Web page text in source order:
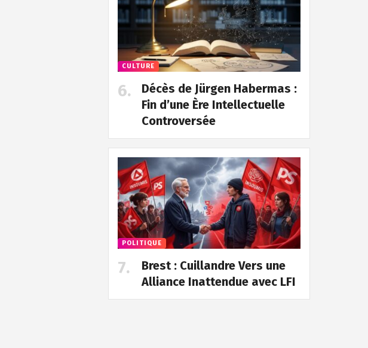
CULTURE
Décès de Jürgen Habermas :
Fin d’une Ère Intellectuelle
Controversée
POLITIQUE
Brest : Cuillandre Vers une
Alliance Inattendue avec LFI